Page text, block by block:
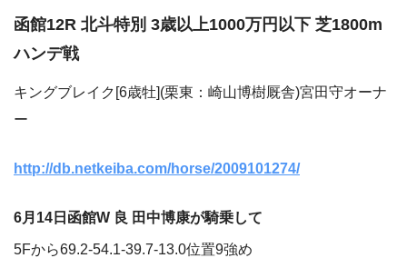
函館12R 北斗特別 3歳以上1000万円以下 芝1800m
ハンデ戦
キングブレイク[6歳牡](栗東：崎山博樹厩舎)宮田守オーナ
ー
http://db.netkeiba.com/horse/2009101274/
6月14日函館W 良 田中博康が騎乗して
5Fから69.2-54.1-39.7-13.0位置9強め